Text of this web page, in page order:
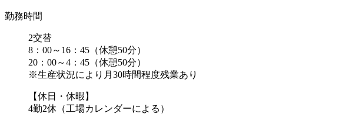
勤務時間
2交替
8：00～16：45（休憩50分）
20：00～4：45（休憩50分）
※生産状況により月30時間程度残業あり
【休日・休暇】
4勤2休（工場カレンダーによる）